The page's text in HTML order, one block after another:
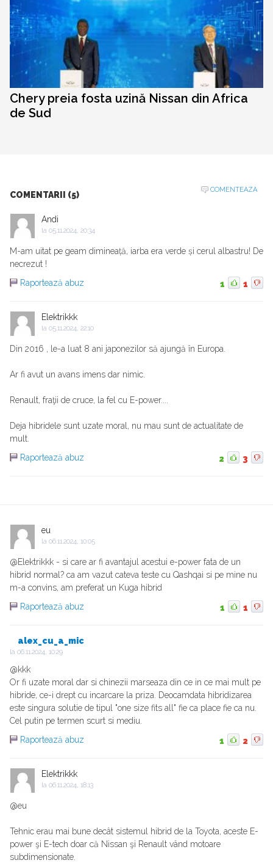
Chery preia fosta uzină Nissan din Africa
de Sud
COMENTARII (5)
COMENTEAZA
Andi
la 05.11.2024, 20:34
M-am uitat pe geam dimineață, iarba era verde și cerul albastru! De
necrezut !
Raportează abuz
1 1
Elektrikkk
la 05.11.2024, 22:10
Din 2016 , le-a luat 8 ani japonezilor să ajungă în Europa.
Ar fi avut un avans imens dar nimic.
Renault, fraţii de cruce, la fel cu E-power....
Deja hibridele sunt uzate moral, nu mau sunt de actualitate de
mult.
Raportează abuz
2 3
eu
la 06.11.2024, 10:05
@Elektrikkk - si care ar fi avantajul acestui e-power fata de un
hibrid normal? ca am vazut cateva teste cu Qashqai si pe mine nu
m-a convins, am preferat un Kuga hibrid
Raportează abuz
1 1
alex_cu_a_mic
la 06.11.2024, 10:29
@kkk
Or fi uzate moral dar si chinezii marseaza din ce in ce mai mult pe
hibride, ce-i drept cu incarcare la priza. Deocamdata hibridizarea
este singura solutie de tipul "one size fits all" fie ca place fie ca nu.
Cel putin pe termen scurt si mediu.
Raportează abuz
1 2
Elektrikkk
la 06.11.2024, 18:13
@eu
Tehnic erau mai bune decât sistemul hibrid de la Toyota, aceste E-
power şi E-tech doar că Nissan şi Renault vând motoare
subdimensionate.